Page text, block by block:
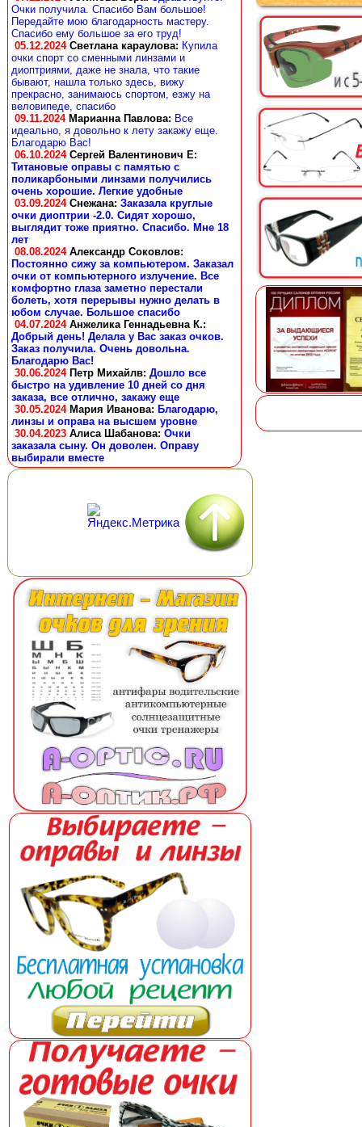
Очки получила. Спасибо Вам большое!
Передайте мою благодарность мастеру.
Спасибо ему большое за его труд!
05.12.2024 Светлана караулова: Купила
очки спорт со сменными линзами и
диоптриями, даже не знала, что такие
бывают, нашла только здесь, вижу
прекрасно, занимаюсь спортом, езжу на
веловипеде, спасибо
09.11.2024 Марианна Павлова: Все
идеально, я довольно к лету закажу еще.
Благодарю Вас!
06.10.2024 Сергей Валентинович Е:
Титановые оправы с памятью с
поликарбоными линзами получились
очень хорошие. Легкие удобные
03.09.2024 Снежана: Заказала круглые
очки диоптрии -2.0. Сидят хорошо,
выглядит тоже приятно. Спасибо. Мне 18
лет
08.08.2024 Александр Соковлов:
Постоянно сижу за компьютером. Заказал
очки от компьютерного излучение. Все
комфортно глаза заметно перестали
болеть, хотя перерывы нужно делать в
юбом случае. Большое спасибо
04.07.2024 Анжелика Геннадьевна К.:
Добрый день! Делала у Вас заказ очков.
Заказ получила. Очень довольна.
Благодарю Вас!
30.06.2024 Петр Михайлв: Дошло все
быстро на удивление 10 дней со дня
заказа, все отлично, закажу еще
30.05.2024 Мария Иванова: Благодарю,
линзы и оправа на высшем уровне
30.04.2023 Алиса Шабанова: Очки
заказала сыну. Он доволен. Оправу
выбирали вместе